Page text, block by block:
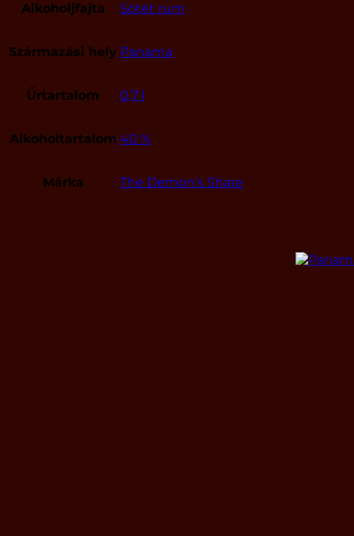
Alkoholjfajta Sötét rum
Származási hely Panama
Űrtartalom 0,7 l
Alkoholtartalom 40 %
Márka The Demon's Share